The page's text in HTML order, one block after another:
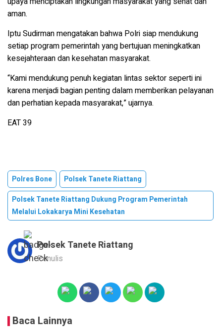
aman.
Iptu Sudirman mengatakan bahwa Polri siap mendukung
setiap program pemerintah yang bertujuan meningkatkan
kesejahteraan dan kesehatan masyarakat.
“Kami mendukung penuh kegiatan lintas sektor seperti ini
karena menjadi bagian penting dalam memberikan pelayanan
dan perhatian kepada masyarakat,” ujarnya.
EAT 39
Polres Bone
Polsek Tanete Riattang
Polsek Tanete Riattang Dukung Program Pemerintah
Melalui Lokakarya Mini Kesehatan
Polsek Tanete Riattang
Penulis
Baca Lainnya